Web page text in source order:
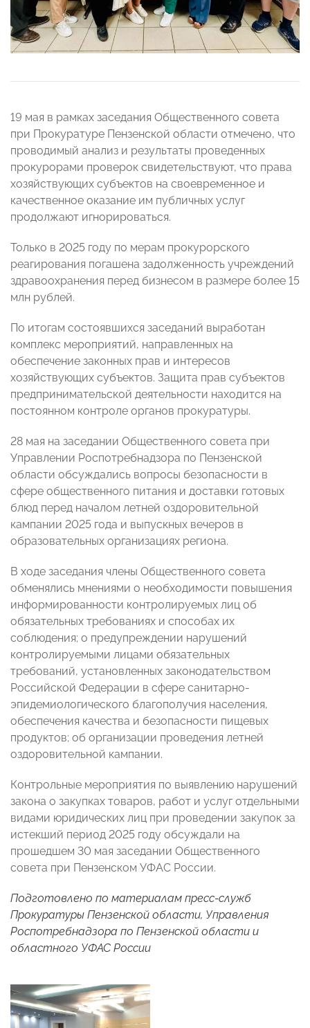
19 мая в рамках заседания Общественного совета
при Прокуратуре Пензенской области отмечено, что
проводимый анализ и результаты проведенных
прокурорами проверок свидетельствуют, что права
хозяйствующих субъектов на своевременное и
качественное оказание им публичных услуг
продолжают игнорироваться.
Только в 2025 году по мерам прокурорского
реагирования погашена задолженность учреждений
здравоохранения перед бизнесом в размере более 15
млн рублей.
По итогам состоявшихся заседаний выработан
комплекс мероприятий, направленных на
обеспечение законных прав и интересов
хозяйствующих субъектов. Защита прав субъектов
предпринимательской деятельности находится на
постоянном контроле органов прокуратуры.
28 мая на заседании Общественного совета при
Управлении Роспотребнадзора по Пензенской
области обсуждались вопросы безопасности в
сфере общественного питания и доставки готовых
блюд перед началом летней оздоровительной
кампании 2025 года и выпускных вечеров в
образовательных организациях региона.
В ходе заседания члены Общественного совета
обменялись мнениями о необходимости повышения
информированности контролируемых лиц об
обязательных требованиях и способах их
соблюдения; о предупреждении нарушений
контролируемыми лицами обязательных
требований, установленных законодательством
Российской Федерации в сфере санитарно-
эпидемиологического благополучия населения,
обеспечения качества и безопасности пищевых
продуктов; об организации проведения летней
оздоровительной кампании.
Контрольные мероприятия по выявлению нарушений
закона о закупках товаров, работ и услуг отдельными
видами юридических лиц при проведении закупок за
истекший период 2025 году обсуждали на
прошедшем 30 мая заседании Общественного
совета при Пензенском УФАС России.
Подготовлено по материалам пресс-служб
Прокуратуры Пензенской области, Управления
Роспотребнадзора по Пензенской области и
областного УФАС России